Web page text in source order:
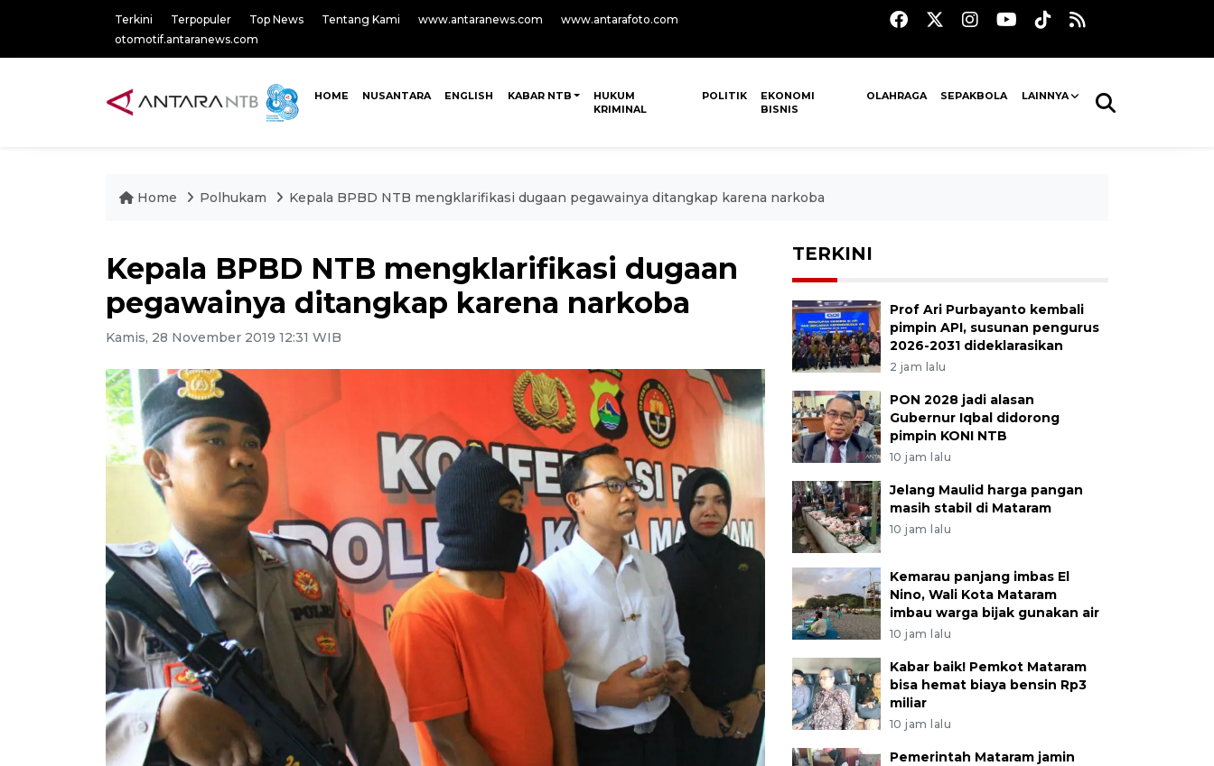
Terkini Terpopuler Top News Tentang Kami www.antaranews.com
www.antarafoto.com
otomotif.antaranews.com
HOME NUSANTARA ENGLISH KABAR NTB
HUKUM
KRIMINAL
POLITIK
EKONOMI
BISNIS
OLAHRAGA SEPAKBOLA LAINNYA
Home Polhukam Kepala BPBD NTB mengklarifikasi dugaan pegawainya ditangkap karena narkoba
Kepala BPBD NTB mengklarifikasi dugaan
pegawainya ditangkap karena narkoba
Kamis, 28 November 2019 12:31 WIB
TERKINI
Prof Ari Purbayanto kembali
pimpin API, susunan pengurus
2026-2031 dideklarasikan
2 jam lalu
PON 2028 jadi alasan
Gubernur Iqbal didorong
pimpin KONI NTB
10 jam lalu
Jelang Maulid harga pangan
masih stabil di Mataram
10 jam lalu
Kemarau panjang imbas El
Nino, Wali Kota Mataram
imbau warga bijak gunakan air
10 jam lalu
Kabar baik! Pemkot Mataram
bisa hemat biaya bensin Rp3
miliar
10 jam lalu
Pemerintah Mataram jamin